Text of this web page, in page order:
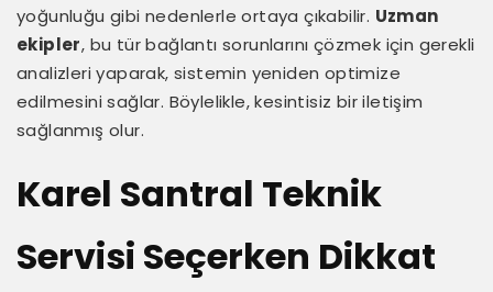
yoğunluğu gibi nedenlerle ortaya çıkabilir. Uzman
ekipler, bu tür bağlantı sorunlarını çözmek için gerekli
analizleri yaparak, sistemin yeniden optimize
edilmesini sağlar. Böylelikle, kesintisiz bir iletişim
sağlanmış olur.
Karel Santral Teknik
Servisi Seçerken Dikkat